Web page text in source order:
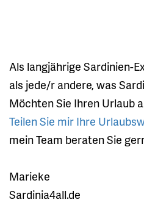
Als langjährige Sardinien-
als jede/r andere, was
Möchten Sie Ihren Urlaub
Teilen Sie mir Ihre
mein Team beraten Sie
Marieke
Sardinia4all.de